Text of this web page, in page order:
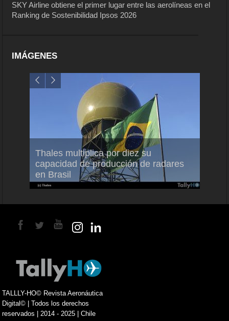
SKY Airline obtiene el primer lugar entre las aerolíneas en el
Ranking de Sostenibilidad Ipsos 2026
IMÁGENES
Thales multiplica por diez su
capacidad de producción de radares
en Brasil
TALLLY-HO© Revista Aeronáutica
Digital© | Todos los derechos
reservados | 2014 - 2025 | Chile